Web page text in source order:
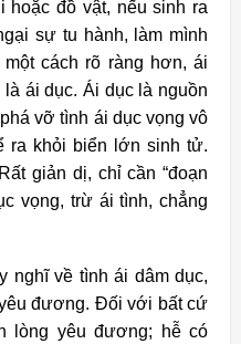
đồ vật, nếu sinh ra
sự tu hành, làm mình
cách rõ ràng hơn, ái
ái dục. Ái dục là nguồn
vỡ tình ái dục vọng vô
ra khỏi biển lớn sinh tử.
giản dị, chỉ cần “đoạn
vọng, trừ ái tình, chẳng
nghĩ về tình ái dâm dục,
đương. Ðối với bất cứ
lòng yêu đương; hễ có